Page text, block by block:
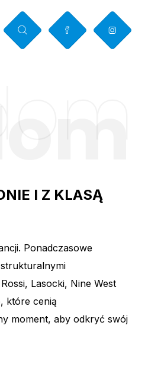
I Z KLASĄ
Ponadczasowe
Lasocki, Nine West
które cenią
moment, aby odkryć swój